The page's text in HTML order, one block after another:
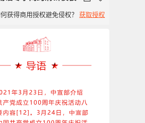
获得商用授权避免侵权？ 获取授权